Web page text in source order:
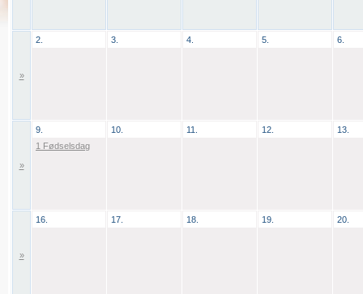
»
2. 3. 4. 5. 6.
»
9.
1 Fødselsdag
10. 11. 12. 13.
»
16. 17. 18. 19. 20.